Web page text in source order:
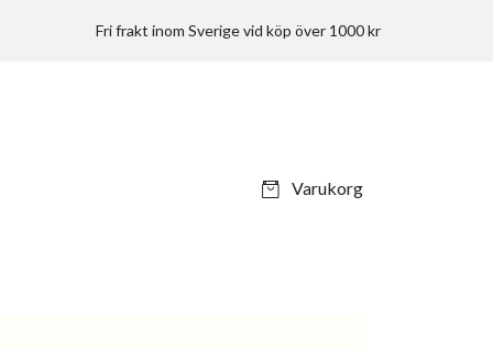
Fri frakt inom Sverige vid köp över 1000 kr
Varukorg